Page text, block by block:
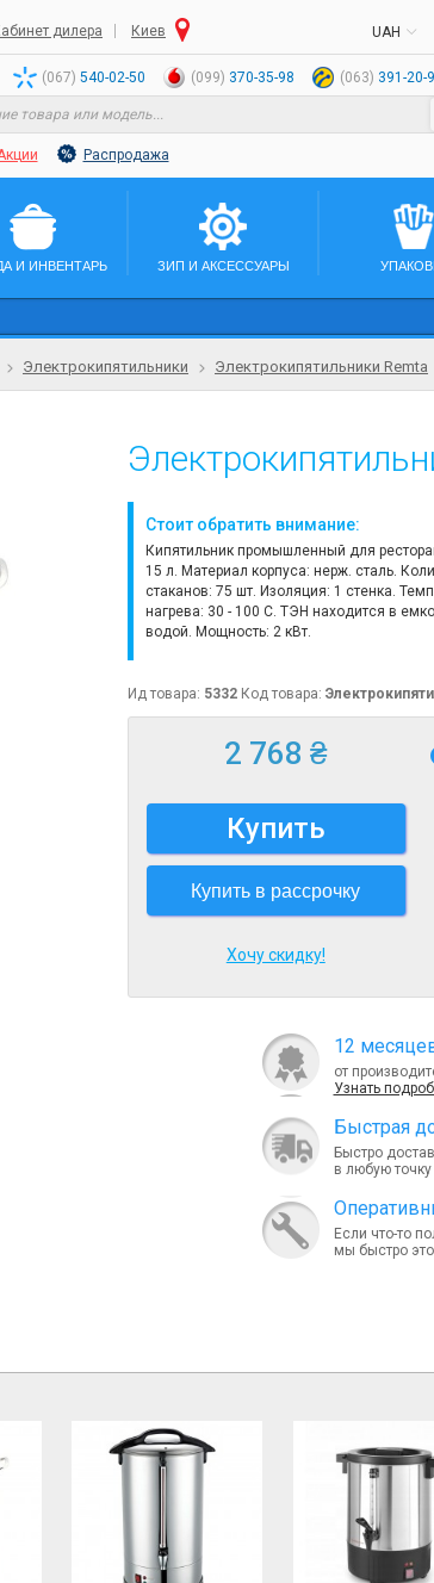
дилера Киев UAH
(067) 540-02-50 (099) 370-35-98 (063) 391-20-
Распродажа
И ИНВЕНТАРЬ ЗИП И АКСЕССУАРЫ
Электрокипятильники Электрокипятильники Remta
Стоит обратить внимание:
Кипятильник промышленный для
15 л. Материал корпуса: нерж. сталь.
стаканов: 75 шт. Изоляция: 1 стенка.
нагрева: 30 - 100 С. ТЭН находится в
водой. Мощность: 2 кВт.
Ид товара: 5332 Код товара:
2 768 ₴
Купить
Купить в рассрочку
Хочу скидку!
12
от
Узнать
Быcтрая
Быстро
в любую
Если что-то
мы быстро